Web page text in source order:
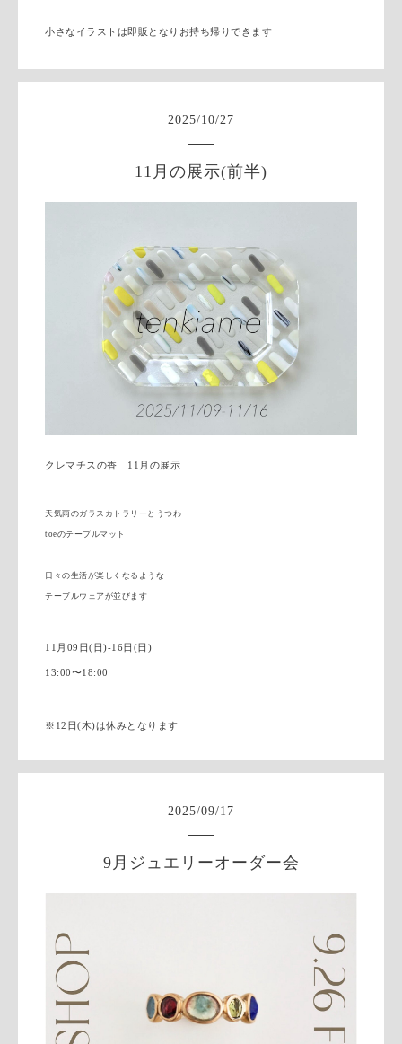
小さなイラストは即販となりお持ち帰りできます
2025/10/27
11月の展示(前半)
クレマチスの香 11月の展示
天気雨のガラスカトラリーとうつわ
toeのテーブルマット
日々の生活が楽しくなるような
テーブルウェアが並びます
11月09日(日)-16日(日)
13:00〜18:00
※12日(木)は休みとなります
2025/09/17
9月ジュエリーオーダー会